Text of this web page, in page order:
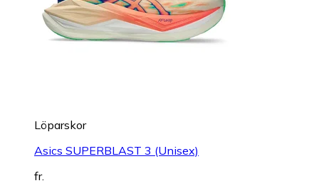
Löparskor
Asics SUPERBLAST 3 (Unisex)
fr.